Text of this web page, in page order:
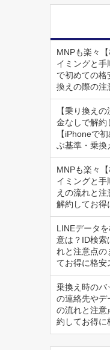
MNPも楽々
イミングと手
で初めての
換えの際の注
【乗り換え
金なしで解約
【iPhoneで
ぶ基準・乗換
MNPも楽々
イミングと手
えの流れと
解約してお得
LINEデータ
意は？ID検索
れと注意点の
てお得に格安
乗換え時のバ
の連絡先やデ
の流れと注意
約してお得に